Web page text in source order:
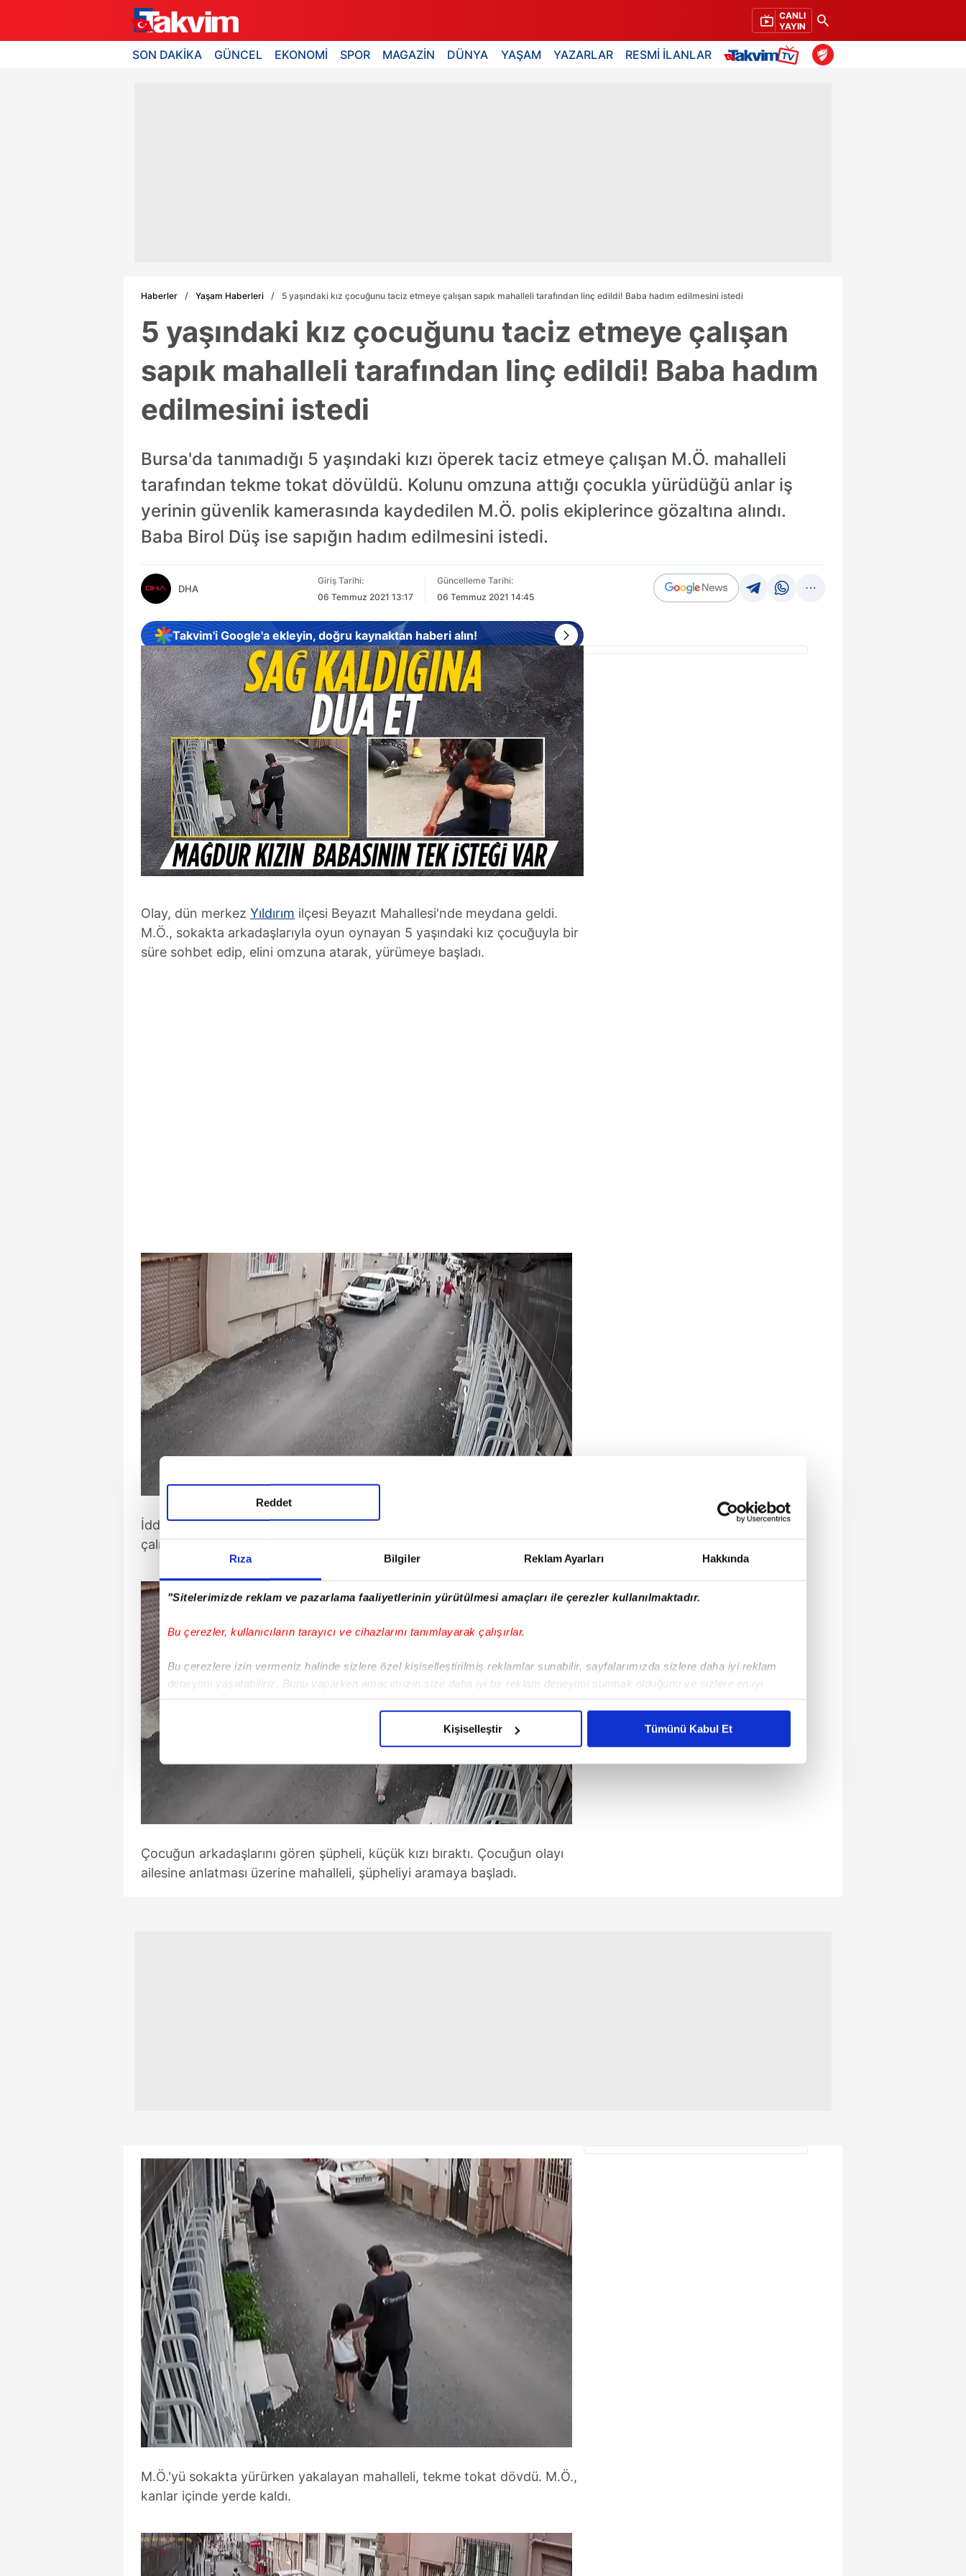
Rıza Bilgiler Reklam Ayarları Hakkında
"Sitelerimizde reklam ve pazarlama faaliyetlerinin yürütülmesi amaçları ile çerezler kullanılmaktadır.
Bu çerezler, kullanıcıların tarayıcı ve cihazlarını tanımlayarak çalışırlar.
Bu çerezlere izin vermeniz halinde sizlere özel kişiselleştirilmiş reklamlar sunabilir, sayfalarımızda sizlere daha iyi reklam
deneyimi yaşatabiliriz. Bunu yaparken amacımızın size daha iyi bir reklam deneyimi sunmak olduğunu ve sizlere en iyi
içerikleri sunabilmek adına elimizden gelen çabayı gösterdiğimizi ve bu noktada, reklamların maliyetlerimizi karşılamak
Sizlere daha iyi bir hizmet sunabilmek için İnternet Sitemizde kendimize ve üçüncü kişilere ait çerezler kullanılmaktadır. Bu
çerezler vasıtasıyla çeşitli kişisel verileriniz işlenmekte olup gerekli olan çerezler bilgi toplumu hizmetlerinin sunulması
amacıyla kullanılmaktadır. Diğer çerezler, sitemizin daha işlevsel kılınması ve kişiselleştirilmesi ve sizlere yönelik
Çerezlere ilişkin tercihlerinizi aşağıda yer alan panel vasıtasıyla belirleyebilirsiniz. Çerezlere ilişkin detaylı bilgi için Ayarlar
Reddet
Kişiselleştir Tümünü Kabul Et
CANLI
YAYIN
SON DAKİKA GÜNCEL EKONOMİ SPOR MAGAZİN DÜNYA YAŞAM YAZARLAR RESMİ İLANLAR
Haberler Yaşam Haberleri 5 yaşındaki kız çocuğunu taciz etmeye çalışan sapık mahalleli tarafından linç edildi! Baba hadım edilmesini istedi
5 yaşındaki kız çocuğunu taciz etmeye çalışan
sapık mahalleli tarafından linç edildi! Baba hadım
edilmesini istedi
Bursa'da tanımadığı 5 yaşındaki kızı öperek taciz etmeye çalışan M.Ö. mahalleli
tarafından tekme tokat dövüldü. Kolunu omzuna attığı çocukla yürüdüğü anlar iş
yerinin güvenlik kamerasında kaydedilen M.Ö. polis ekiplerince gözaltına alındı.
Baba Birol Düş ise sapığın hadım edilmesini istedi.
DHA
Giriş Tarihi:
06 Temmuz 2021 13:17
Güncelleme Tarihi:
06 Temmuz 2021 14:45
Takvim'i Google'a ekleyin, doğru kaynaktan haberi alın!
Olay, dün merkez Yıldırım ilçesi Beyazıt Mahallesi'nde meydana geldi.
M.Ö., sokakta arkadaşlarıyla oyun oynayan 5 yaşındaki kız çocuğuyla bir
süre sohbet edip, elini omzuna atarak, yürümeye başladı.
İddiaya göre M.Ö., çocuğu kimsenin olmadığı yere götürerek, öpmeye
çalıştı. Bu sırada çocuğun arkadaşları, götürüldüğü yere geldi.
Çocuğun arkadaşlarını gören şüpheli, küçük kızı bıraktı. Çocuğun olayı
ailesine anlatması üzerine mahalleli, şüpheliyi aramaya başladı.
M.Ö.'yü sokakta yürürken yakalayan mahalleli, tekme tokat dövdü. M.Ö.,
kanlar içinde yerde kaldı.